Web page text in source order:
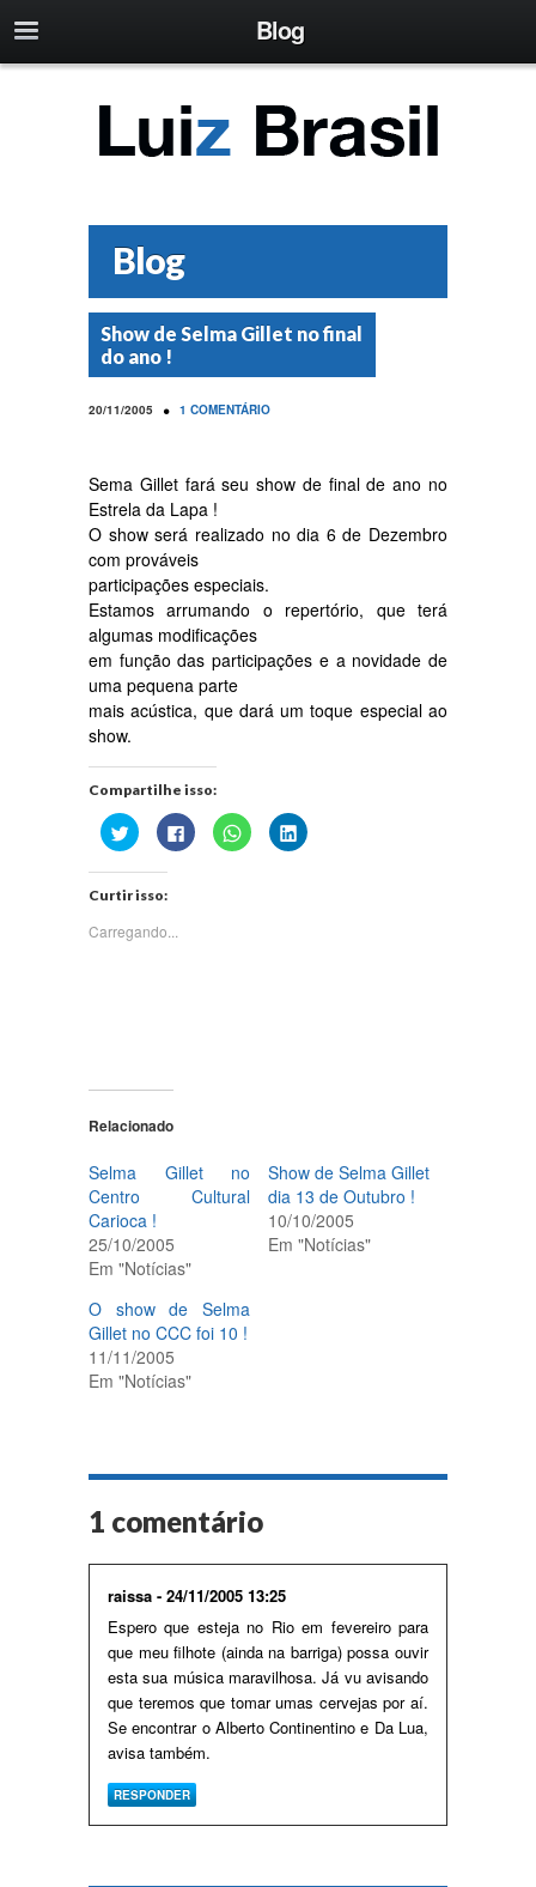
Blog
Blog
Show de Selma Gillet no final
do ano !
20/11/2005 • 1 COMENTÁRIO
Sema Gillet fará seu show de final de ano no
Estrela da Lapa !
O show será realizado no dia 6 de Dezembro
com prováveis
participações especiais.
Estamos arrumando o repertório, que terá
algumas modificações
em função das participações e a novidade de
uma pequena parte
mais acústica, que dará um toque especial ao
show.
Compartilhe isso:
Clique
para
compartilhar
no
Twitter(abre
em
janela)
Clique
para
compartilhar
Clique
para
compartilhar
Clique
para
Curtir isso:
Carregando...
Relacionado
Selma Gillet no
Centro Cultural
Carioca !
25/10/2005
Em "Notícias"
Show de Selma Gillet
dia 13 de Outubro !
10/10/2005
Em "Notícias"
O show de Selma
Gillet no CCC foi 10 !
11/11/2005
Em "Notícias"
1 comentário
raissa - 24/11/2005 13:25
Espero que esteja no Rio em fevereiro para
que meu filhote (ainda na barriga) possa ouvir
esta sua música maravilhosa. Já vu avisando
que teremos que tomar umas cervejas por aí.
Se encontrar o Alberto Continentino e Da Lua,
avisa também.
RESPONDER